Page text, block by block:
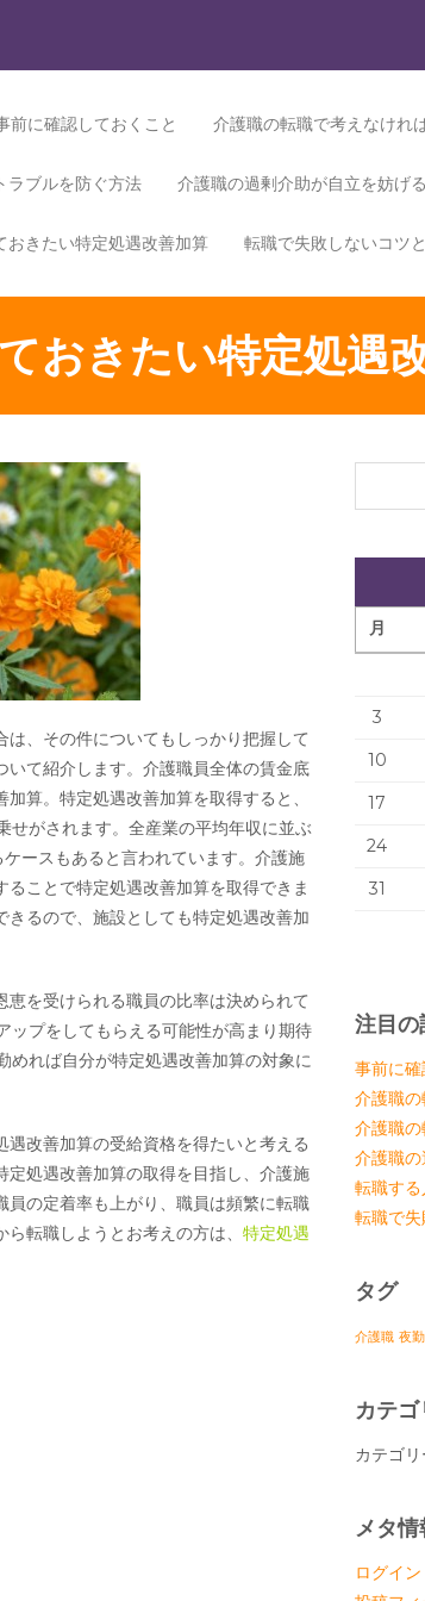
前に確認しておくこと 介護職の転職で考えなけれ
ラブルを防ぐ方法 介護職の過剰介助が自立を妨げ
おきたい特定処遇改善加算 転職で失敗しないコツ
おきたい特定処遇
、その件についてもしっかり把握して
て紹介します。介護職員全体の賃金底
算。特定処遇改善加算を取得すると、
せがされます。全産業の平均年収に並ぶ
ースもあると言われています。介護施
ことで特定処遇改善加算を取得できま
るので、施設としても特定処遇改善加
を受けられる職員の比率は決められて
ップをしてもらえる可能性が高まり期待
めれば自分が特定処遇改善加算の対象に
改善加算の受給資格を得たいと考える
処遇改善加算の取得を目指し、介護施
の定着率も上がり、職員は頻繁に転職
転職しようとお考えの方は、 特定処遇
月
3
10
17
24
31
注目の
事前に確
介護職
介護職
介護職
転職す
転職で
タグ
介護職 夜勤
カテ
カテゴリ
メタ情
ログイン